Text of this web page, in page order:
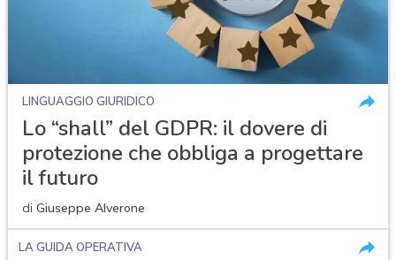
LINGUAGGIO GIURIDICO
Lo “shall” del GDPR: il dovere di
protezione che obbliga a progettare
il futuro
di Giuseppe Alverone
LA GUIDA OPERATIVA